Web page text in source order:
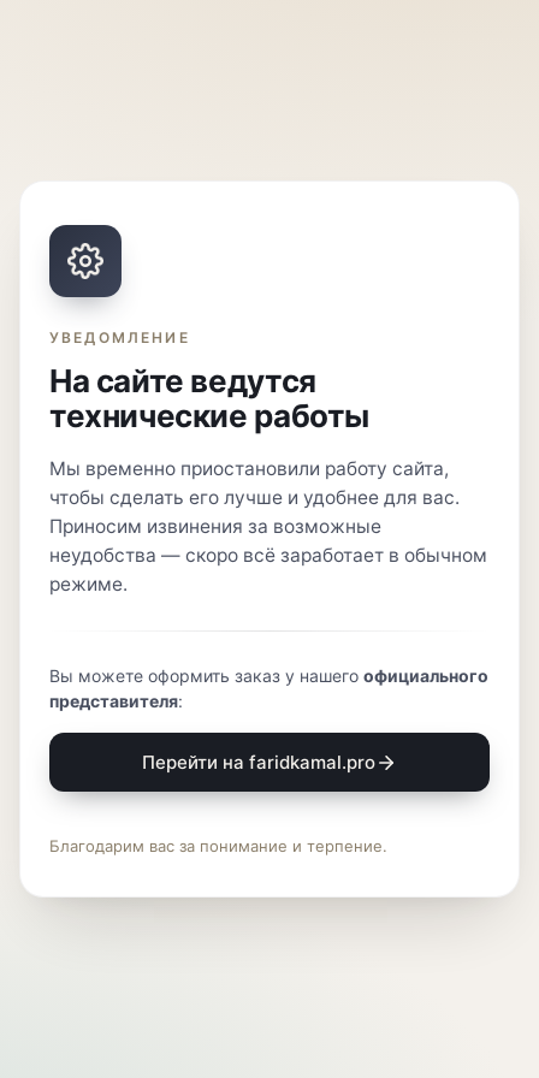
УВЕДОМЛЕНИЕ
На сайте ведутся
технические работы
Мы временно приостановили работу сайта,
чтобы сделать его лучше и удобнее для вас.
Приносим извинения за возможные
неудобства — скоро всё заработает в обычном
режиме.
Вы можете оформить заказ у нашего официального
представителя:
Перейти на faridkamal.pro
Благодарим вас за понимание и терпение.